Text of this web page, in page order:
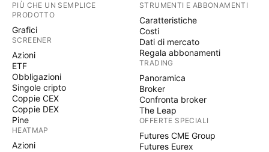
PIÙ CHE UN SEMPLICE
PRODOTTO
Grafici
SCREENER
Azioni
ETF
Obbligazioni
Singole cripto
Coppie CEX
Coppie DEX
Pine
HEATMAP
Azioni
STRUMENTI E ABBONAMENTI
Caratteristiche
Costi
Dati di mercato
Regala abbonamenti
TRADING
Panoramica
Broker
Confronta broker
The Leap
OFFERTE SPECIALI
Futures CME Group
Futures Eurex